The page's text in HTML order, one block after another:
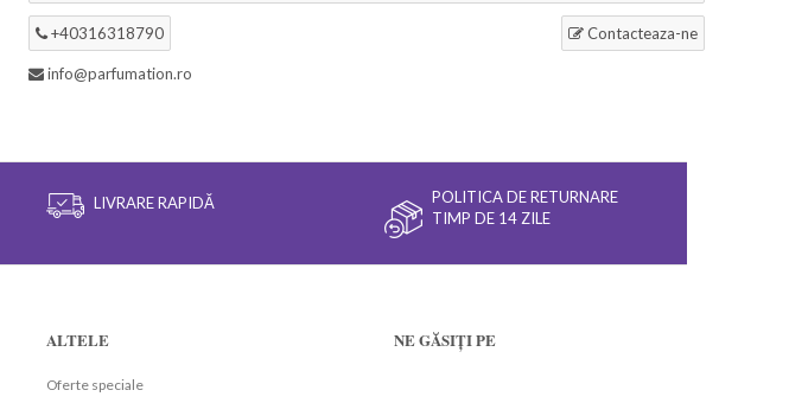
+40316318790 Contacteaza-ne
info@parfumation.ro
LIVRARE RAPIDĂ
POLITICA DE RETURNARE
TIMP DE 14 ZILE
ALTELE
Oferte speciale
NE GĂSIȚI PE